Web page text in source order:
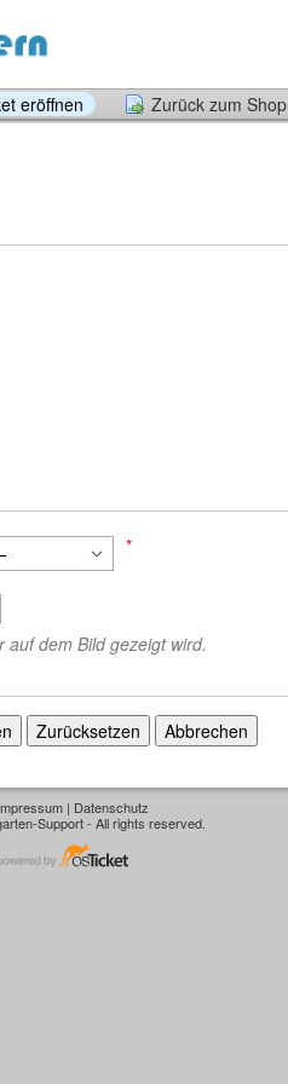
eröffnen Zurück zum Shop
*
auf dem Bild gezeigt wird.
| Datenschutz
Support - All rights reserved.